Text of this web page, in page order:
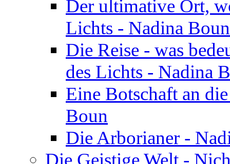
Der ultimative Ort,
Lichts - Nadina Boun
Die Reise - was
des Lichts - Nadina
Eine Botschaft an
Boun
Die Arborianer -
Die Geistige Welt -